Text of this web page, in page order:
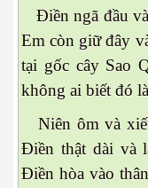
Điền ngã đầu
Em còn giữ đây
tại gốc cây Sao
không ai biết đó
Niên ôm và
Điền thật dài và
Điền hòa vào